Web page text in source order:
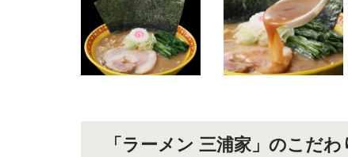
「ラーメン 三浦家」のこだわ